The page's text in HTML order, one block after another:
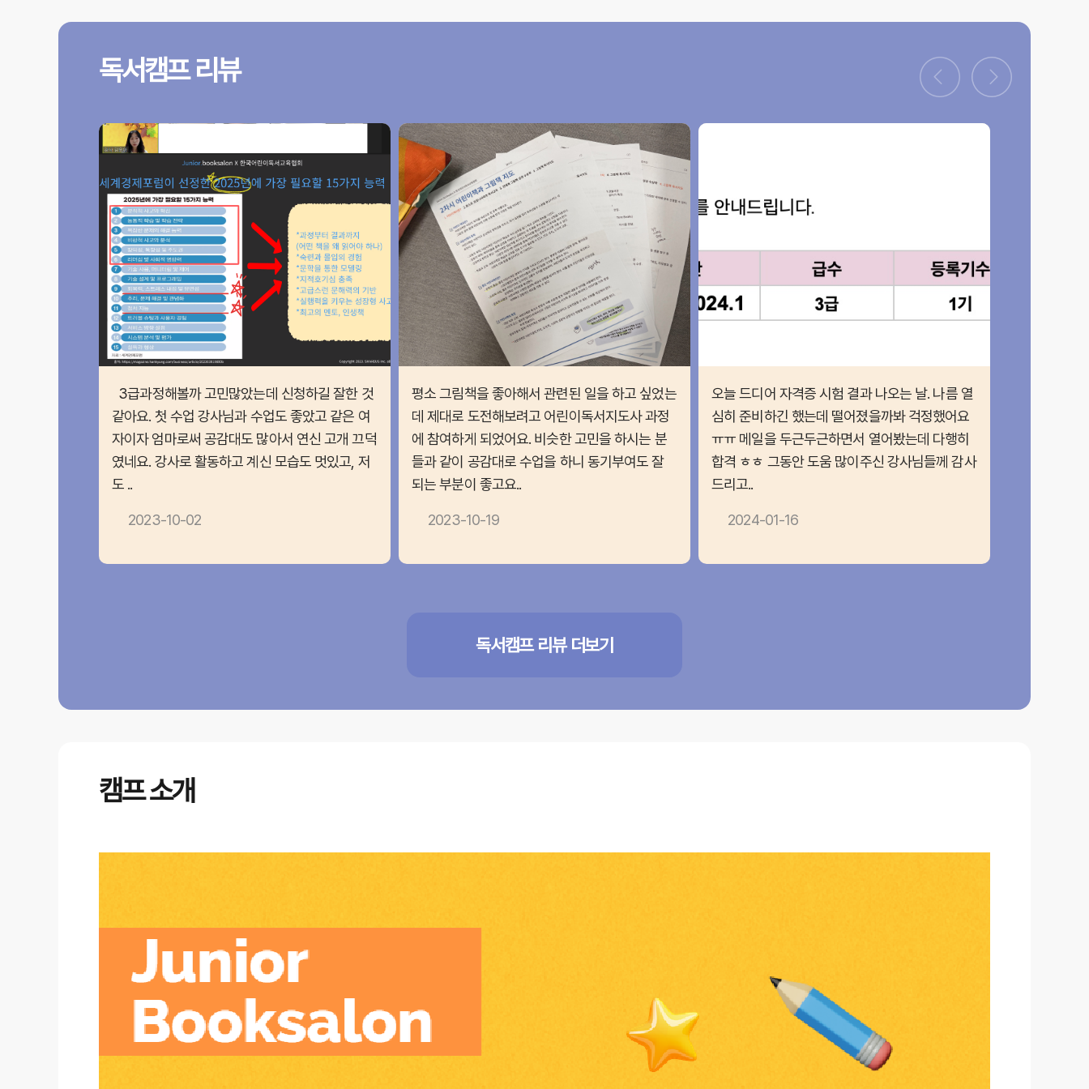
독서캠프 리뷰
3급과정해볼까 고민많았는데 신청하길 잘한 것
같아요. 첫 수업 강사님과 수업도 좋았고 같은 여
자이자 엄마로써 공감대도 많아서 연신 고개 끄덕
였네요. 강사로 활동하고 계신 모습도 멋있고, 저
도 ..
2023-10-02
평소 그림책을 좋아해서 관련된 일을 하고 싶었는
데 제대로 도전해보려고 어린이독서지도사 과정
에 참여하게 되었어요. 비슷한 고민을 하시는 분
들과 같이 공감대로 수업을 하니 동기부여도 잘
되는 부분이 좋고요..
2023-10-19
오늘 드디어 자격증 시험 결과 나오는 날. 나름 열
심히 준비하긴 했는데 떨어졌을까봐 걱정했어요
ㅠㅠ 메일을 두근두근하면서 열어봤는데 다행히
합격 ㅎㅎ 그동안 도움 많이주신 강사님들께 감사
드리고..
2024-01-16
독서캠프 리뷰 더보기
캠프 소개